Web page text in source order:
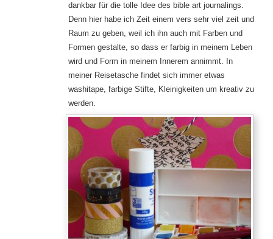
dankbar für die tolle Idee des bible art journalings.
Denn hier habe ich Zeit einem vers sehr viel zeit und
Raum zu geben, weil ich ihn auch mit Farben und
Formen gestalte, so dass er farbig in meinem Leben
wird und Form in meinem Innerem annimmt. In
meiner Reisetasche findet sich immer etwas
washitape, farbige Stifte, Kleinigkeiten um kreativ zu
werden.